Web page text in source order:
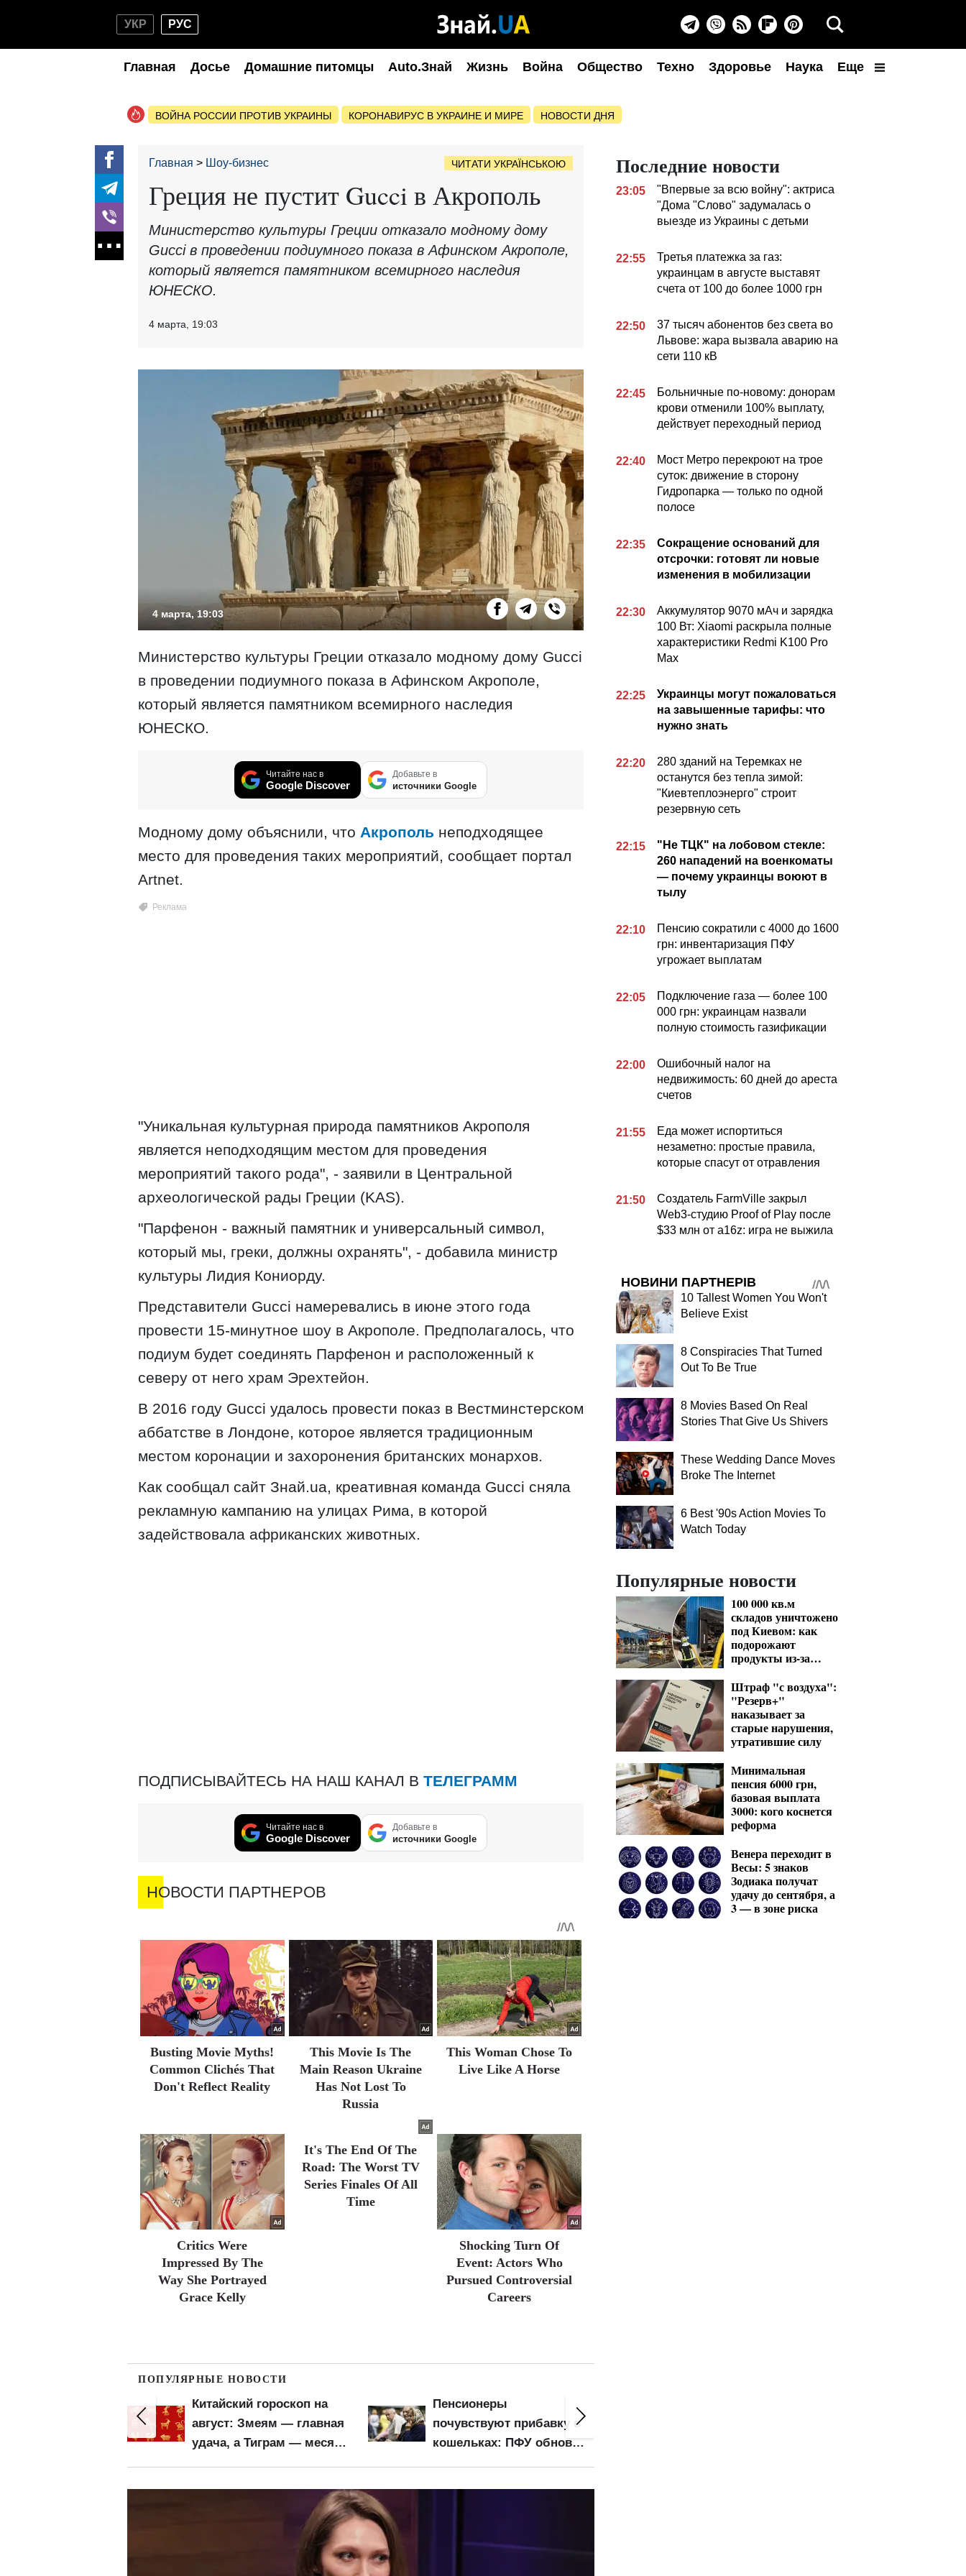
УКР РУС
Главная Досье Домашние питомцы Auto.Знай Жизнь Война Общество Техно Здоровье Наука Еще
ВОЙНА РОССИИ ПРОТИВ УКРАИНЫ КОРОНАВИРУС В УКРАИНЕ И МИРЕ НОВОСТИ ДНЯ
Главная Шоу-бизнес ЧИТАТИ УКРАЇНСЬКОЮ
Греция не пустит Gucci в Акрополь
Министерство культуры Греции отказало модному дому
Gucci в проведении подиумного показа в Афинском Акрополе,
который является памятником всемирного наследия
ЮНЕСКО.
4 марта, 19:03
4 марта, 19:03
Министерство культуры Греции отказало модному дому Gucci
в проведении подиумного показа в Афинском Акрополе,
который является памятником всемирного наследия
ЮНЕСКО.
Читайте нас в
Google Discover
Добавьте в
источники Google
Модному дому объяснили, что Акрополь неподходящее
место для проведения таких мероприятий, сообщает портал
Artnet.
"Уникальная культурная природа памятников Акрополя
является неподходящим местом для проведения
мероприятий такого рода", - заявили в Центральной
археологической рады Греции (KAS).
"Парфенон - важный памятник и универсальный символ,
который мы, греки, должны охранять", - добавила министр
культуры Лидия Кониорду.
Представители Gucci намеревались в июне этого года
провести 15-минутное шоу в Акрополе. Предполагалось, что
подиум будет соединять Парфенон и расположенный к
северу от него храм Эрехтейон.
В 2016 году Gucci удалось провести показ в Вестминстерском
аббатстве в Лондоне, которое является традиционным
местом коронации и захоронения британских монархов.
Как сообщал сайт Знай.ua, креативная команда Gucci сняла
рекламную кампанию на улицах Рима, в которой
задействовала африканских животных.
ПОДПИСЫВАЙТЕСЬ НА НАШ КАНАЛ В ТЕЛЕГРАММ
Читайте нас в
Google Discover
Добавьте в
источники Google
НОВОСТИ ПАРТНЕРОВ
Busting Movie Myths!
Common Clichés That
Don't Reflect Reality
This Movie Is The
Main Reason Ukraine
Has Not Lost To
Russia
This Woman Chose To
Live Like A Horse
Critics Were
Impressed By The
Way She Portrayed
Grace Kelly
It's The End Of The
Road: The Worst TV
Series Finales Of All
Time
Shocking Turn Of
Event: Actors Who
Pursued Controversial
Careers
ПОПУЛЯРНЫЕ НОВОСТИ
Пенсионеры
почувствуют прибавку в
кошельках: ПФУ обновил
100 000 кв.м складов
уничтожено под Киевом:
как подорожают
Последние новости
23:05
"Впервые за всю войну": актриса
"Дома "Слово" задумалась о
выезде из Украины с детьми
22:55
Третья платежка за газ:
украинцам в августе выставят
счета от 100 до более 1000 грн
22:50
37 тысяч абонентов без света во
Львове: жара вызвала аварию на
сети 110 кВ
22:45
Больничные по-новому: донорам
крови отменили 100% выплату,
действует переходный период
22:40
Мост Метро перекроют на трое
суток: движение в сторону
Гидропарка — только по одной
полосе
22:35
Сокращение оснований для
отсрочки: готовят ли новые
изменения в мобилизации
22:30
Аккумулятор 9070 мАч и зарядка
100 Вт: Xiaomi раскрыла полные
характеристики Redmi K100 Pro
Max
22:25
Украинцы могут пожаловаться
на завышенные тарифы: что
нужно знать
22:20
280 зданий на Теремках не
останутся без тепла зимой:
"Киевтеплоэнерго" строит
резервную сеть
22:15
"Не ТЦК" на лобовом стекле:
260 нападений на военкоматы
— почему украинцы воюют в
тылу
22:10
Пенсию сократили с 4000 до 1600
грн: инвентаризация ПФУ
угрожает выплатам
22:05
Подключение газа — более 100
000 грн: украинцам назвали
полную стоимость газификации
22:00
Ошибочный налог на
недвижимость: 60 дней до ареста
счетов
21:55
Еда может испортиться
незаметно: простые правила,
которые спасут от отравления
21:50
Создатель FarmVille закрыл
Web3-студию Proof of Play после
$33 млн от a16z: игра не выжила
НОВИНИ ПАРТНЕРІВ
10 Tallest Women You Won't
Believe Exist
8 Conspiracies That Turned
Out To Be True
8 Movies Based On Real
Stories That Give Us Shivers
These Wedding Dance Moves
Broke The Internet
6 Best '90s Action Movies To
Watch Today
Популярные новости
100 000 кв.м
складов уничтожено
под Киевом: как
подорожают
продукты из-за
Штраф "с воздуха":
"Резерв+"
наказывает за
старые нарушения,
утратившие силу
Минимальная
пенсия 6000 грн,
базовая выплата
3000: кого коснется
реформа
Венера переходит в
Весы: 5 знаков
Зодиака получат
удачу до сентября, а
3 — в зоне риска